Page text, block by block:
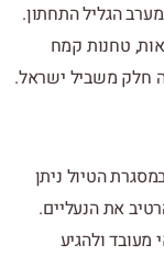
הגליל התחתון.
טחנות קמח
חלק משביל ישראל.
הטיול ניתן
את הנעליים.
ולהגיע